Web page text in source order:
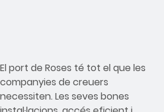
El port de Roses té tot el que les
companyies de creuers
necessiten. Les seves bones